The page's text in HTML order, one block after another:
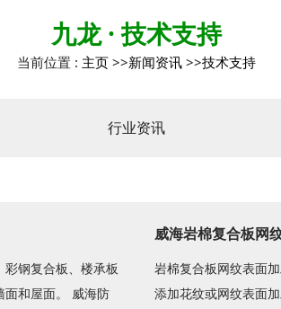
九龙 · 技术支持
当前位置 : 主页 >>新闻资讯 >>技术支持
行业资讯
钢复合板、楼承板
面和屋面。 威海防
威海岩棉复合板网
岩棉复合板网纹表面
添加花纹或网纹表面